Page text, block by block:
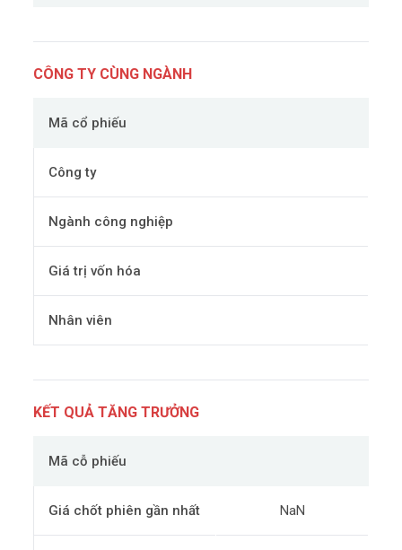
CÔNG TY CÙNG NGÀNH
Mã cổ phiếu
Công ty
Ngành công nghiệp
Giá trị vốn hóa
Nhân viên
KẾT QUẢ TĂNG TRƯỞNG
Mã cỗ phiếu
Giá chốt phiên gần nhất NaN